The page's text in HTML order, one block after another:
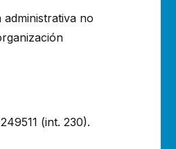
no
(int. 230).